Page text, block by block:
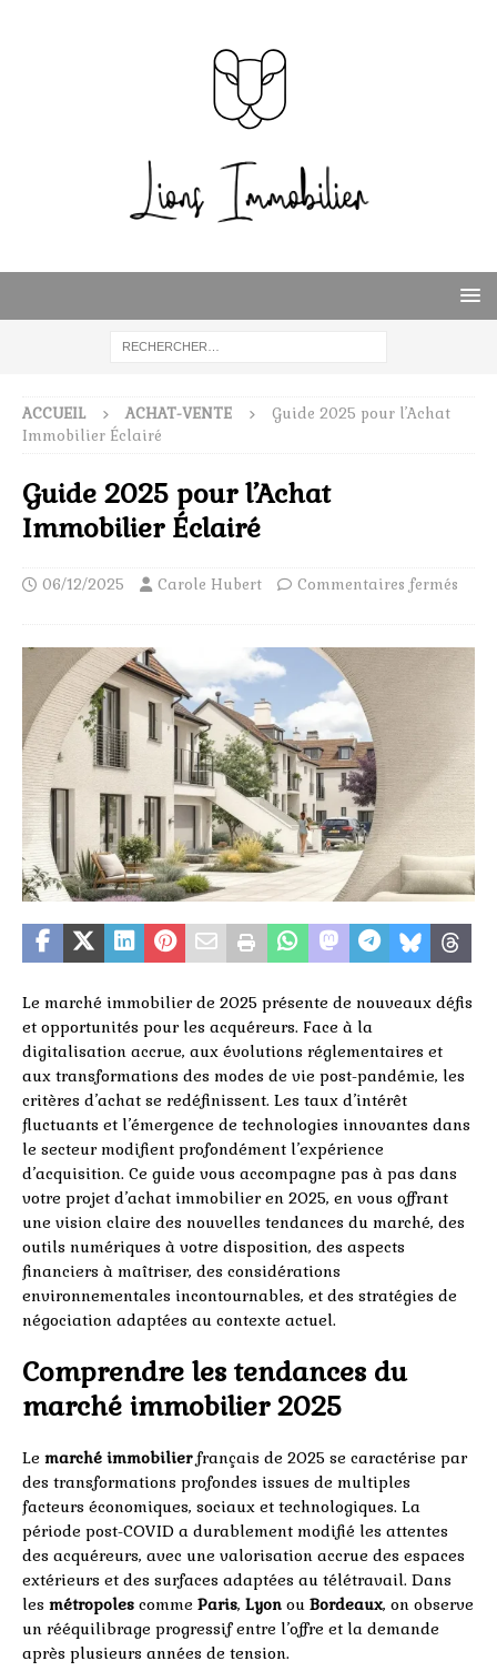
ACCUEIL ACHAT-VENTE
Guide 2025 pour l’Achat
Immobilier Éclairé
Guide 2025 pour l’Achat
Immobilier Éclairé
06/12/2025 Carole Hubert Commentaires fermés
Le marché immobilier de 2025 présente de nouveaux défis
et opportunités pour les acquéreurs. Face à la
digitalisation accrue, aux évolutions réglementaires et
aux transformations des modes de vie post-pandémie, les
critères d’achat se redéfinissent. Les taux d’intérêt
fluctuants et l’émergence de technologies innovantes dans
le secteur modifient profondément l’expérience
d’acquisition. Ce guide vous accompagne pas à pas dans
votre projet d’achat immobilier en 2025, en vous offrant
une vision claire des nouvelles tendances du marché, des
outils numériques à votre disposition, des aspects
financiers à maîtriser, des considérations
environnementales incontournables, et des stratégies de
négociation adaptées au contexte actuel.
Comprendre les tendances du
marché immobilier 2025
Le marché immobilierfrançais de 2025 se caractérise par
des transformations profondes issues de multiples
facteurs économiques, sociaux et technologiques. La
période post-COVID a durablement modifié les attentes
des acquéreurs, avec une valorisation accrue des espaces
extérieurs et des surfaces adaptées au télétravail. Dans
les métropoles comme Paris, Lyon ou Bordeaux, on observe
un rééquilibrage progressif entre l’offre et la demande
après plusieurs années de tension.